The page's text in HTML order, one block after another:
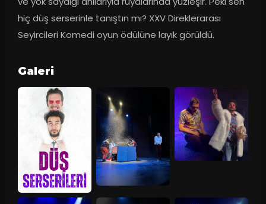
hiç düş serserinle tanıştın mı? XXV Direklerarası
Seyircileri Komedi oyun ödülüne layık görüldü.
Galeri